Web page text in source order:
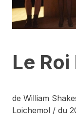
Le Roi
de William
Loichemol / du